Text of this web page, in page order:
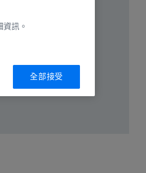
訊。
全部接受